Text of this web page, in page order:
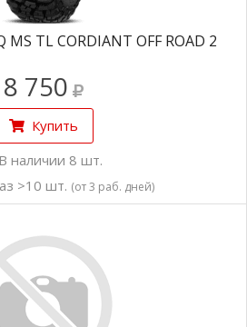
TL CORDIANT OFF ROAD 2
8 750
Купить
В наличии 8 шт.
>10 шт. (от 3 раб. дней)